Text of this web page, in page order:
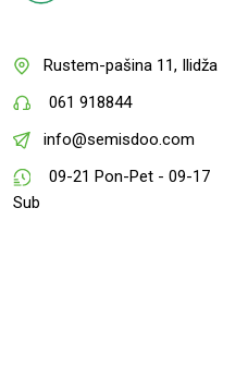
Rustem-pašina 11, Ilidža
061 918844
info@semisdoo.com
09-21 Pon-Pet - 09-17
Sub